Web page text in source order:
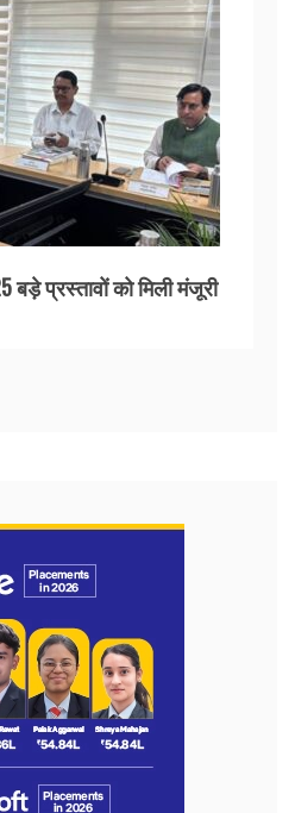
बड़े प्रस्तावों को मिली मंजूरी